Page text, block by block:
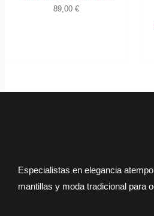
89,00€
Especialistas en elegancia
mantillas y moda tradicional para